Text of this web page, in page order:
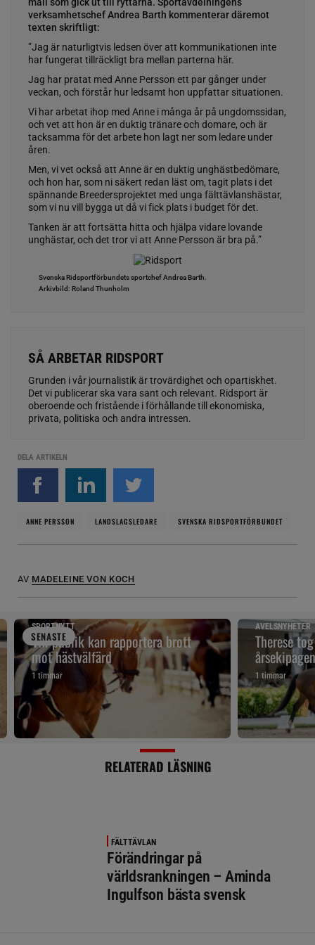
verksamhetschef Andrea Barth kommenterar däremot
texten skriftligt:
”Jag är naturligtvis ledsen över att kommunikationen inte
har fungerat tillräckligt bra mellan parterna här.
Jag har pratat med Anne Persson ett par gånger under
veckan, och förstår hur ledsamt hon uppfattar situationen.
Vi har arbetat ihop med Anne i många år på ungdomssidan,
och vet att hon är en duktig tränare och domare, och är
tacksamma för det arbete hon lagt ner som ledare under
åren.
Men, vi vet också att Anne är en duktig unghästbedömare,
och hon har, som ni säkert redan läst om, tagit plats i det
spännande Breedersprojektet med unga fälttävlanshästar,
som vi nu vill bygga ut då vi fick plats i budget för det.
Tanken är att fortsätta hitta och hjälpa vidare lovande
unghästar, och det tror vi att Anne Persson är bra på.”
Svenska Ridsportförbundets sportchef Andrea Barth.
Arkivbild: Roland Thunholm
SÅ ARBETAR RIDSPORT
Grunden i vår journalistik är trovärdighet och opartiskhet.
Det vi publicerar ska vara sant och relevant. Ridsport är
oberoende och fristående i förhållande till ekonomiska,
privata, politiska och andra intressen.
DELA ARTIKELN
ANNE PERSSON LANDSLAGSLEDARE SVENSKA RIDSPORTFÖRBUNDET
AV MADELEINE VON KOCH
SENASTE
SPORTNYTT
VM-publik kan rapportera brott
mot hästvälfärd
1 timmar
AVELSNYHETER
Therese
årsekipagen
1 timmar
RELATERAD LÄSNING
FÄLTTÄVLAN
Förändringar på
världsrankningen – Aminda
Ingulfson bästa svensk